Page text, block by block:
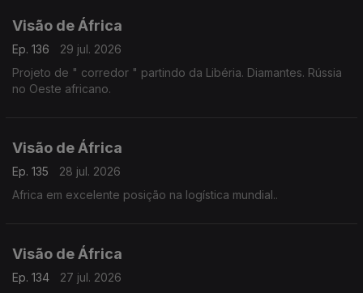
Visão de África
Ep. 136
29 jul. 2026
Projeto de " corredor " partindo da Libéria. Diamantes. Rússia
no Oeste africano.
Visão de África
Ep. 135
28 jul. 2026
Africa em excelente posição na logística mundial..
Visão de África
Ep. 134
27 jul. 2026